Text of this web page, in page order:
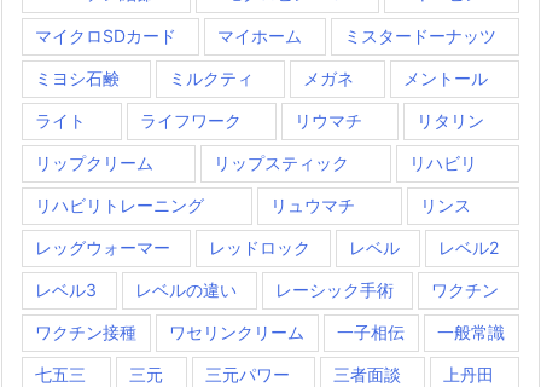
マイクロSDカード マイホーム ミスタードーナッツ
ミヨシ石鹸 ミルクティ メガネ メントール
ライト ライフワーク リウマチ リタリン
リップクリーム リップスティック リハビリ
リハビリトレーニング リュウマチ リンス
レッグウォーマー レッドロック レベル レベル2
レベル3 レベルの違い レーシック手術 ワクチン
ワクチン接種 ワセリンクリーム 一子相伝 一般常識
七五三 三元 三元パワー 三者面談 上丹田